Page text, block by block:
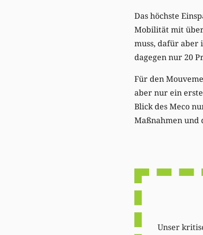
Das höchste
Mobilität mit über
muss, dafür aber
dagegen nur 20
Für den
aber nur ein
Blick des Meco
Maßnahmen und
Unser